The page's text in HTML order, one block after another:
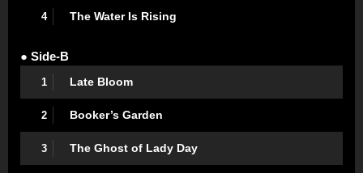
4 The Water Is Rising
● Side-B
1 Late Bloom
2 Booker’s Garden
3 The Ghost of Lady Day